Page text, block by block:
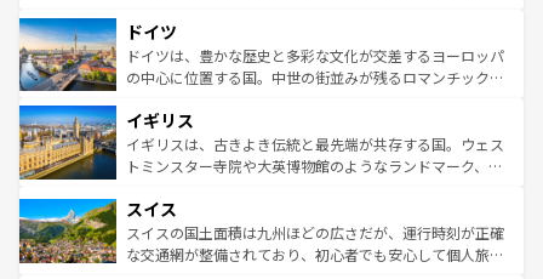
せる。地方によって風土や気候が異なるスペインはその個
性で訪れる人を魅了する。 なお、新着のスペイン情報は コ
ンテンツ一覧を参照してほしい。
で、幅広い魅力が詰まっている。華麗な宮殿、歴史的な大
聖堂、美しいビーチ、そして豊かな自然が、訪れる者を心
から魅了する。また、フランスは美食の国としても知ら
いる。シャンパンの発祥地であるランス、プロヴァンスの
香り高いラベンダー畑など、多彩な楽しみ方が可能だ。さ
らに、パリ以外の地域にも魅力が溢れており、どの街角に
れる地方に足を運ぶとそれぞれで全く異なる文化を体験で
きるだろう。 なお、新着のフランス情報はコンテンツ一覧
を参照してほしい。
ドイツ
ドイツは、豊かな歴史と多彩な文化が交差するヨーロッパ
の中心に位置する国。中世の街並みが残るロマンチック街
顔を持つこの国は、どこを歩いても飽きることがない。ベ
ルリンの文化的活気、バイエルン州のアルプスの絶景、そ
してライン川沿いのワイン畑といった風景は必見。ビール
は、お酒好きな人にはぜひ体験してほしい。 なお、新着の
ドイツ情報はコンテンツ一覧を参照してほしい。
イギリス
イギリスは、古きよき伝統と最先端が共存する国。ウェス
トミンスター寺院や大英博物館のようなランドマーク、歴
リアごとに異なる魅力がある。また、優雅なアフタヌーン
ティー、ビール好きにはたまらない英国パブ、サッカー観
戦など、本場だからこそできる体験も豊富。イギリスを旅
スイス
スイスの国土面積は九州ほどの広さだが、運行時刻が正確
な交通網が整備されており、初心者でも安心して個人旅行